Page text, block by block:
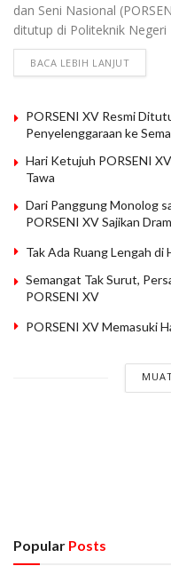
dan Seni Nasional
ditutup di Politeknik Negeri
BACA LEBIH LANJUT
PORSENI XV Resmi
Penyelenggaraan ke
Hari Ketujuh PORSENI
Tawa
Dari Panggung Monolog
PORSENI XV Sajikan
Tak Ada Ruang Lengah di
Semangat Tak Surut,
PORSENI XV
PORSENI XV Memasuki
Popular Posts